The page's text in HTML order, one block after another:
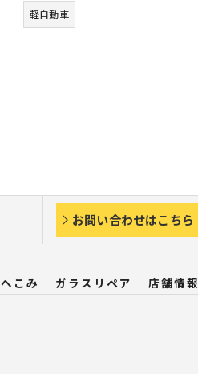
軽自動車
お問い合わせはこちら
へこみ ガラスリペア 店舗情報